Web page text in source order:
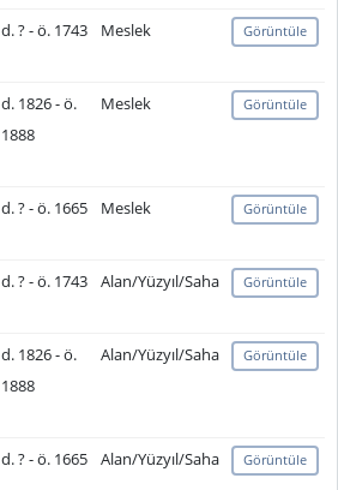
d. ? - ö. 1743 Meslek Görüntüle
d. 1826 - ö.
1888
Meslek Görüntüle
d. ? - ö. 1665 Meslek Görüntüle
d. ? - ö. 1743 Alan/Yüzyıl/Saha Görüntüle
d. 1826 - ö.
1888
Alan/Yüzyıl/Saha Görüntüle
d. ? - ö. 1665 Alan/Yüzyıl/Saha Görüntüle